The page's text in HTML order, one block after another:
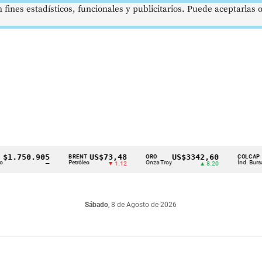
BRENT
Petróleo
US$73,48
▼ 1.12
ORO
Onza Troy
US$3342,60 COLCAP
Índ. Bursátil
Sábado, 8 de Agosto de 2026
estadísticos, funcionales y publicitarios. Puede aceptarlas